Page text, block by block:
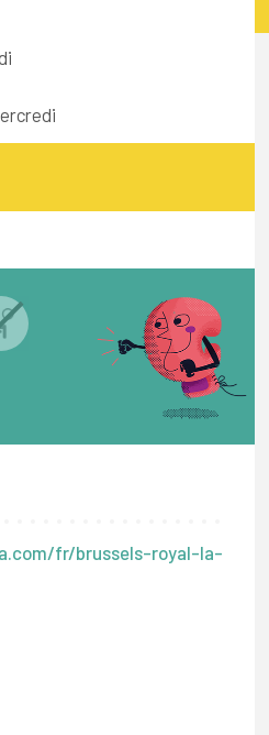
fr/brussels-royal-la-